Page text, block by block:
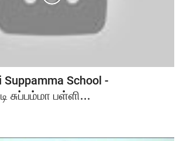
Suppamma School -
பள்ளி...